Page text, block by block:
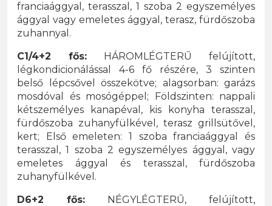
franciaággyal, terasszal, 1 szoba 2 egyszemélyes
ággyal vagy emeletes ággyal, terasz, fürdőszoba
zuhannyal.
C1/4+2 fős: HÁROMLÉGTERŰ felújított,
légkondicionálással 4-6 fő részére, 3 szinten
belső lépcsővel összekötve; alagsorban: garázs
mosdóval és mosógéppel; Földszinten: nappali
kétszemélyes kanapéval, kis konyha terasszal,
fürdőszoba zuhanyfülkével, terasz grillsütővel,
kert; Első emeleten: 1 szoba franciaággyal és
terasszal, 1 szoba 2 egyszemélyes ággyal, vagy
emeletes ággyal és terasszal, fürdőszoba
zuhanyfülkével.
D6+2 fős: NÉGYLÉGTERŰ, felújított,